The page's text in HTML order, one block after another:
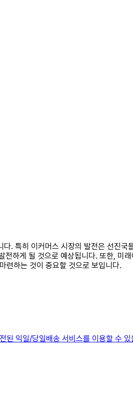
. 특히 이커머스 시장의 발전은 선진
하게 될 것으로 예상됩니다. 또한, 미
련하는 것이 중요할 것으로 보입니다.
익일/당일배송 서비스를 이용할 수